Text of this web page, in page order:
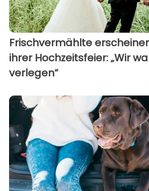
Frischvermählte
ihrer Hochzeitsfeier: „Wir
verlegen“